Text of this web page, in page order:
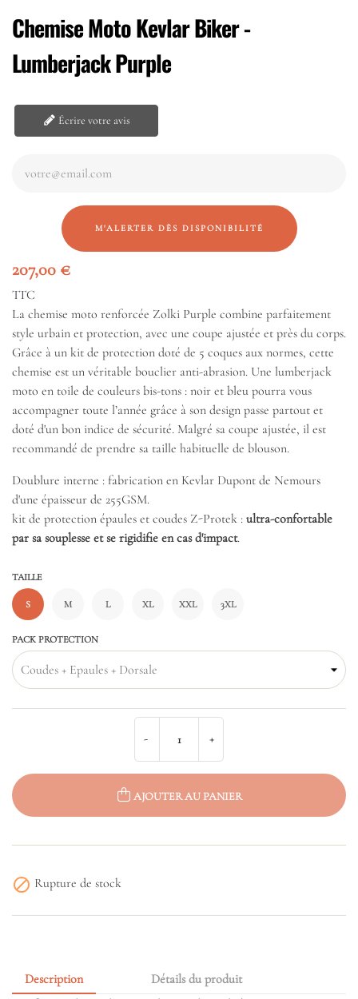
Chemise Moto Kevlar Biker -
Lumberjack Purple
Écrire votre avis
M'ALERTER DÈS DISPONIBILITÉ
207,00 €
TTC
La chemise moto renforcée Zolki Purple combine parfaitement
style urbain et protection, avec une coupe ajustée et près du corps.
Grâce à un kit de protection doté de 5 coques aux normes, cette
chemise est un véritable bouclier anti-abrasion. Une lumberjack
moto en toile de couleurs bis-tons : noir et bleu pourra vous
accompagner toute l’année grâce à son design passe partout et
doté d'un bon indice de sécurité. Malgré sa coupe ajustée, il est
recommandé de prendre sa taille habituelle de blouson.
Doublure interne : fabrication en Kevlar Dupont de Nemours
d'une épaisseur de 255GSM.
kit de protection épaules et coudes Z-Protek : ultra-confortable
par sa souplesse et se rigidifie en cas d'impact.
TAILLE
S M L XL XXL 3XL
PACK PROTECTION
AJOUTER AU PANIER
 Rupture de stock
Description
Détails du produit